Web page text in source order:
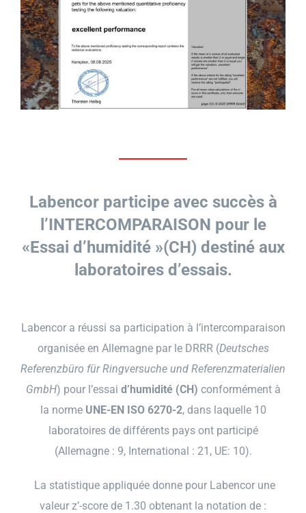
Labencor participe avec succès à
l’INTERCOMPARAISON pour le
«Essai d’humidité »(CH) destiné aux
laboratoires d’essais.
Labencor a réussi sa participation à l’intercomparaison
organisée en Allemagne par le DRRR (Deutsches
Referenzbüro für Ringversuche und Referenzmaterialien
GmbH) pour l’essai d’humidité (CH) conformément à
la normeUNE-EN ISO 6270-2, dans laquelle 10
laboratoires de différents pays ont participé
(Allemagne : 9, International : 21, UE: 10).
La statistique appliquée donne pour Labencor une
valeur z’-score de 1.30 obtenant la notation de :